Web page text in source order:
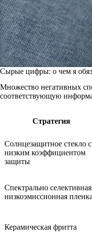
Сырые цифры: о чем я
Множество негативных
соответствующую
Стратегия
Солнцезащитное стекло с
низким коэффициентом
защиты
Спектрально селективная
низкоэмиссионная пленка
Керамическая фритта